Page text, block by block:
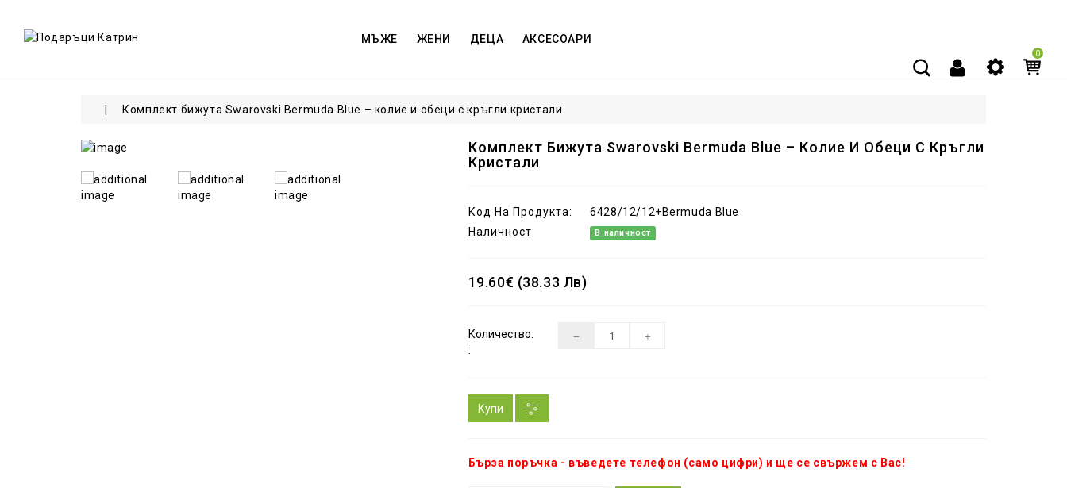
МЪЖЕ ЖЕНИ ДЕЦА АКСЕСОАРИ
0
Комплект бижута Swarovski Bermuda Blue – колие и обеци с кръгли кристали
Комплект Бижута Swarovski Bermuda Blue – Колие И Обеци С Кръгли
Кристали
Код На Продукта:
6428/12/12+Bermuda Blue
Наличност:
В наличност
19.60€ (38.33 Лв)
Количество:
:
Купи
Бърза поръчка - въведете телефон (само цифри) и ще се свържем с Вас!